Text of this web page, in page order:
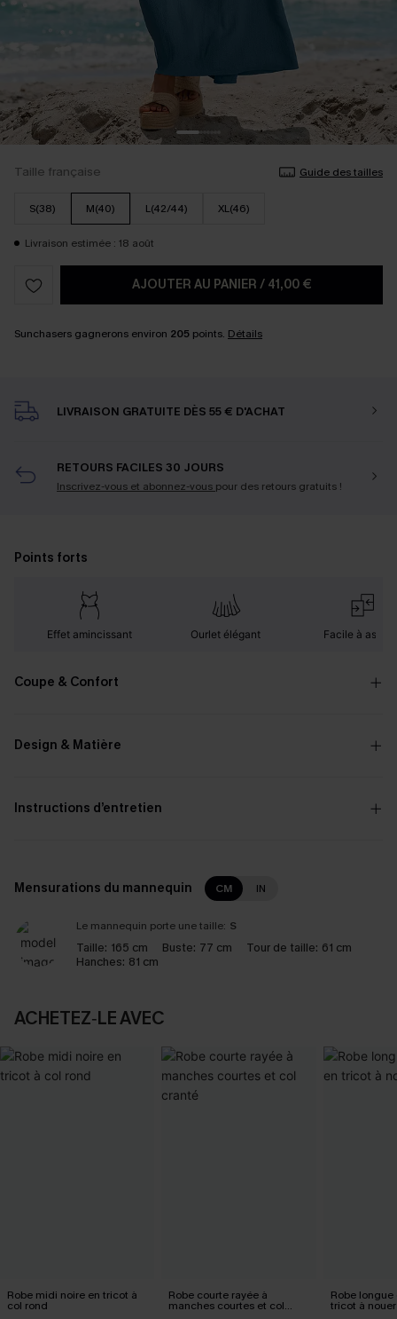
Taille française Guide des tailles
S(38) M(40) L(42/44) XL(46)
Livraison estimée : 18 août
AJOUTER AU PANIER / 41,00 €
Sunchasers gagnerons environ 205 points. Détails
LIVRAISON GRATUITE DÈS 55 € D'ACHAT
RETOURS FACILES 30 JOURS
Inscrivez-vous et abonnez-vous pour des retours gratuits !
Points forts
Effet amincissant Ourlet élégant Facile à
Coupe & Confort
Design & Matière
Instructions d’entretien
Mensurations du mannequin CM IN
Le mannequin porte une taille: S
Taille: 165 cm Buste: 77 cm Tour de taille: 61 cm
Hanches: 81 cm
ACHETEZ‑LE AVEC
Robe midi noire en tricot à
col rond
Robe courte rayée à
manches courtes et col
Robe
tricot à